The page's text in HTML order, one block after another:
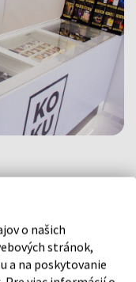
o našich
stránok,
a na poskytovanie